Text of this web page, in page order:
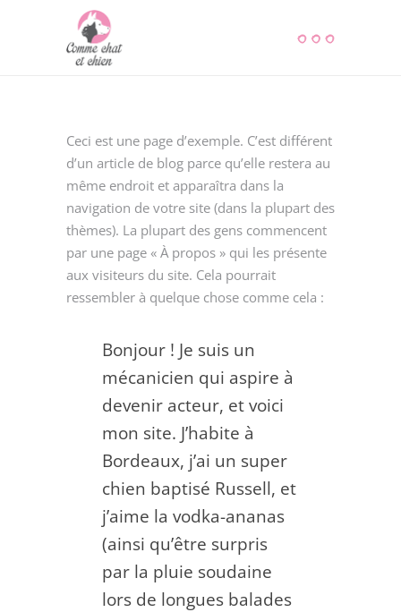
Ceci est une page d’exemple. C’est différent
d’un article de blog parce qu’elle restera au
même endroit et apparaîtra dans la
navigation de votre site (dans la plupart des
thèmes). La plupart des gens commencent
par une page « À propos » qui les présente
aux visiteurs du site. Cela pourrait
ressembler à quelque chose comme cela :
Bonjour ! Je suis un
mécanicien qui aspire à
devenir acteur, et voici
mon site. J’habite à
Bordeaux, j’ai un super
chien baptisé Russell, et
j’aime la vodka-ananas
(ainsi qu’être surpris
par la pluie soudaine
lors de longues balades